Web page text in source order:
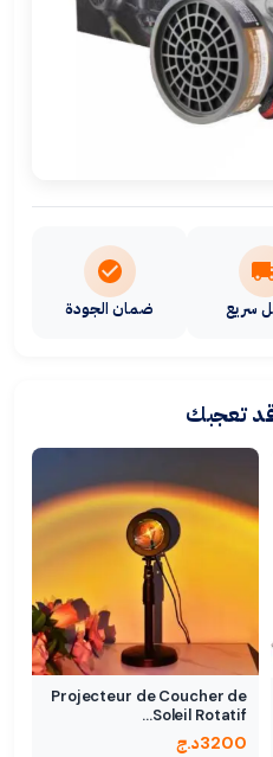
سريع ضمان الجودة
تعجبك
Projecteur de Coucher de
Soleil Rotatif…
3200د.ج